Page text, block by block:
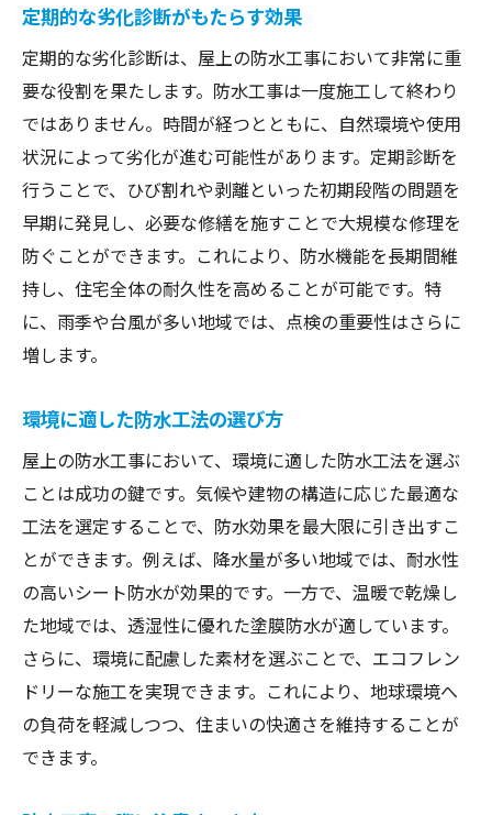
屋上緑化と防水の関係性
防水工事がもたらす省エネ効果
住まいの資産価値を高める工夫
快適性を維持するための日常ケア
防水工事後の住まいの変化とその楽しみ方
防水工事の成功は業者選びから！信頼のポイン
トとは
初めての防水工事で失敗しないために
業者とのコミュニケーションの取り方
施工後のサポート体制の確認
業者選びにおける口コミの活用法
防水工事で安心な住まいを実現するための実践
ガイド
防水工事の流れを把握しよう
施工前に準備しておくべきこと
防水工事中の確認ポイント
施工後のアフターケアの重要性
トラブルを未然に防ぐための知識
定期的な劣化診断がもたらす効果
定期的な劣化診断は、屋上の防水工事において非常に重
要な役割を果たします。防水工事は一度施工して終わり
ではありません。時間が経つとともに、自然環境や使用
状況によって劣化が進む可能性があります。定期診断を
行うことで、ひび割れや剥離といった初期段階の問題を
早期に発見し、必要な修繕を施すことで大規模な修理を
防ぐことができます。これにより、防水機能を長期間維
持し、住宅全体の耐久性を高めることが可能です。特
に、雨季や台風が多い地域では、点検の重要性はさらに
増します。
環境に適した防水工法の選び方
屋上の防水工事において、環境に適した防水工法を選ぶ
ことは成功の鍵です。気候や建物の構造に応じた最適な
工法を選定することで、防水効果を最大限に引き出すこ
とができます。例えば、降水量が多い地域では、耐水性
の高いシート防水が効果的です。一方で、温暖で乾燥し
た地域では、透湿性に優れた塗膜防水が適しています。
さらに、環境に配慮した素材を選ぶことで、エコフレン
ドリーな施工を実現できます。これにより、地球環境へ
の負荷を軽減しつつ、住まいの快適さを維持することが
できます。